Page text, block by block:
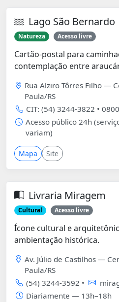
Lago São Bernardo
Natureza Acesso livre
Cartão-postal para
contemplação entre
Rua Alziro Tôrres Filho —
Paula/RS
CIT: (54) 3244-3822 •
Acesso público 24h
variam)
Mapa Site
Livraria Miragem
Cultural Acesso livre
Ícone cultural e
ambientação histórica.
Av. Júlio de Castilhos —
Paula/RS
(54) 3244-3592 •
Diariamente — 13h–18h